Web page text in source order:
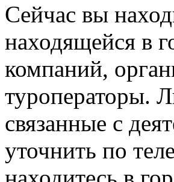
Сейчас вы
находящейся в
компаний,
туроператоры.
связанные с
уточнить по